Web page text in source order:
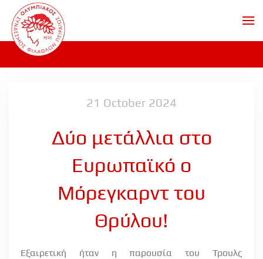
Skip to main content
21 October 2024
Δύο μετάλλια στο
Ευρωπαϊκό ο
Μόρεγκαρντ του
Θρύλου!
Εξαιρετική ήταν η παρουσία του Τρουλς